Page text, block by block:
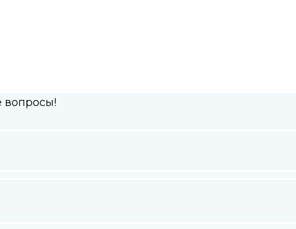
вопросы!